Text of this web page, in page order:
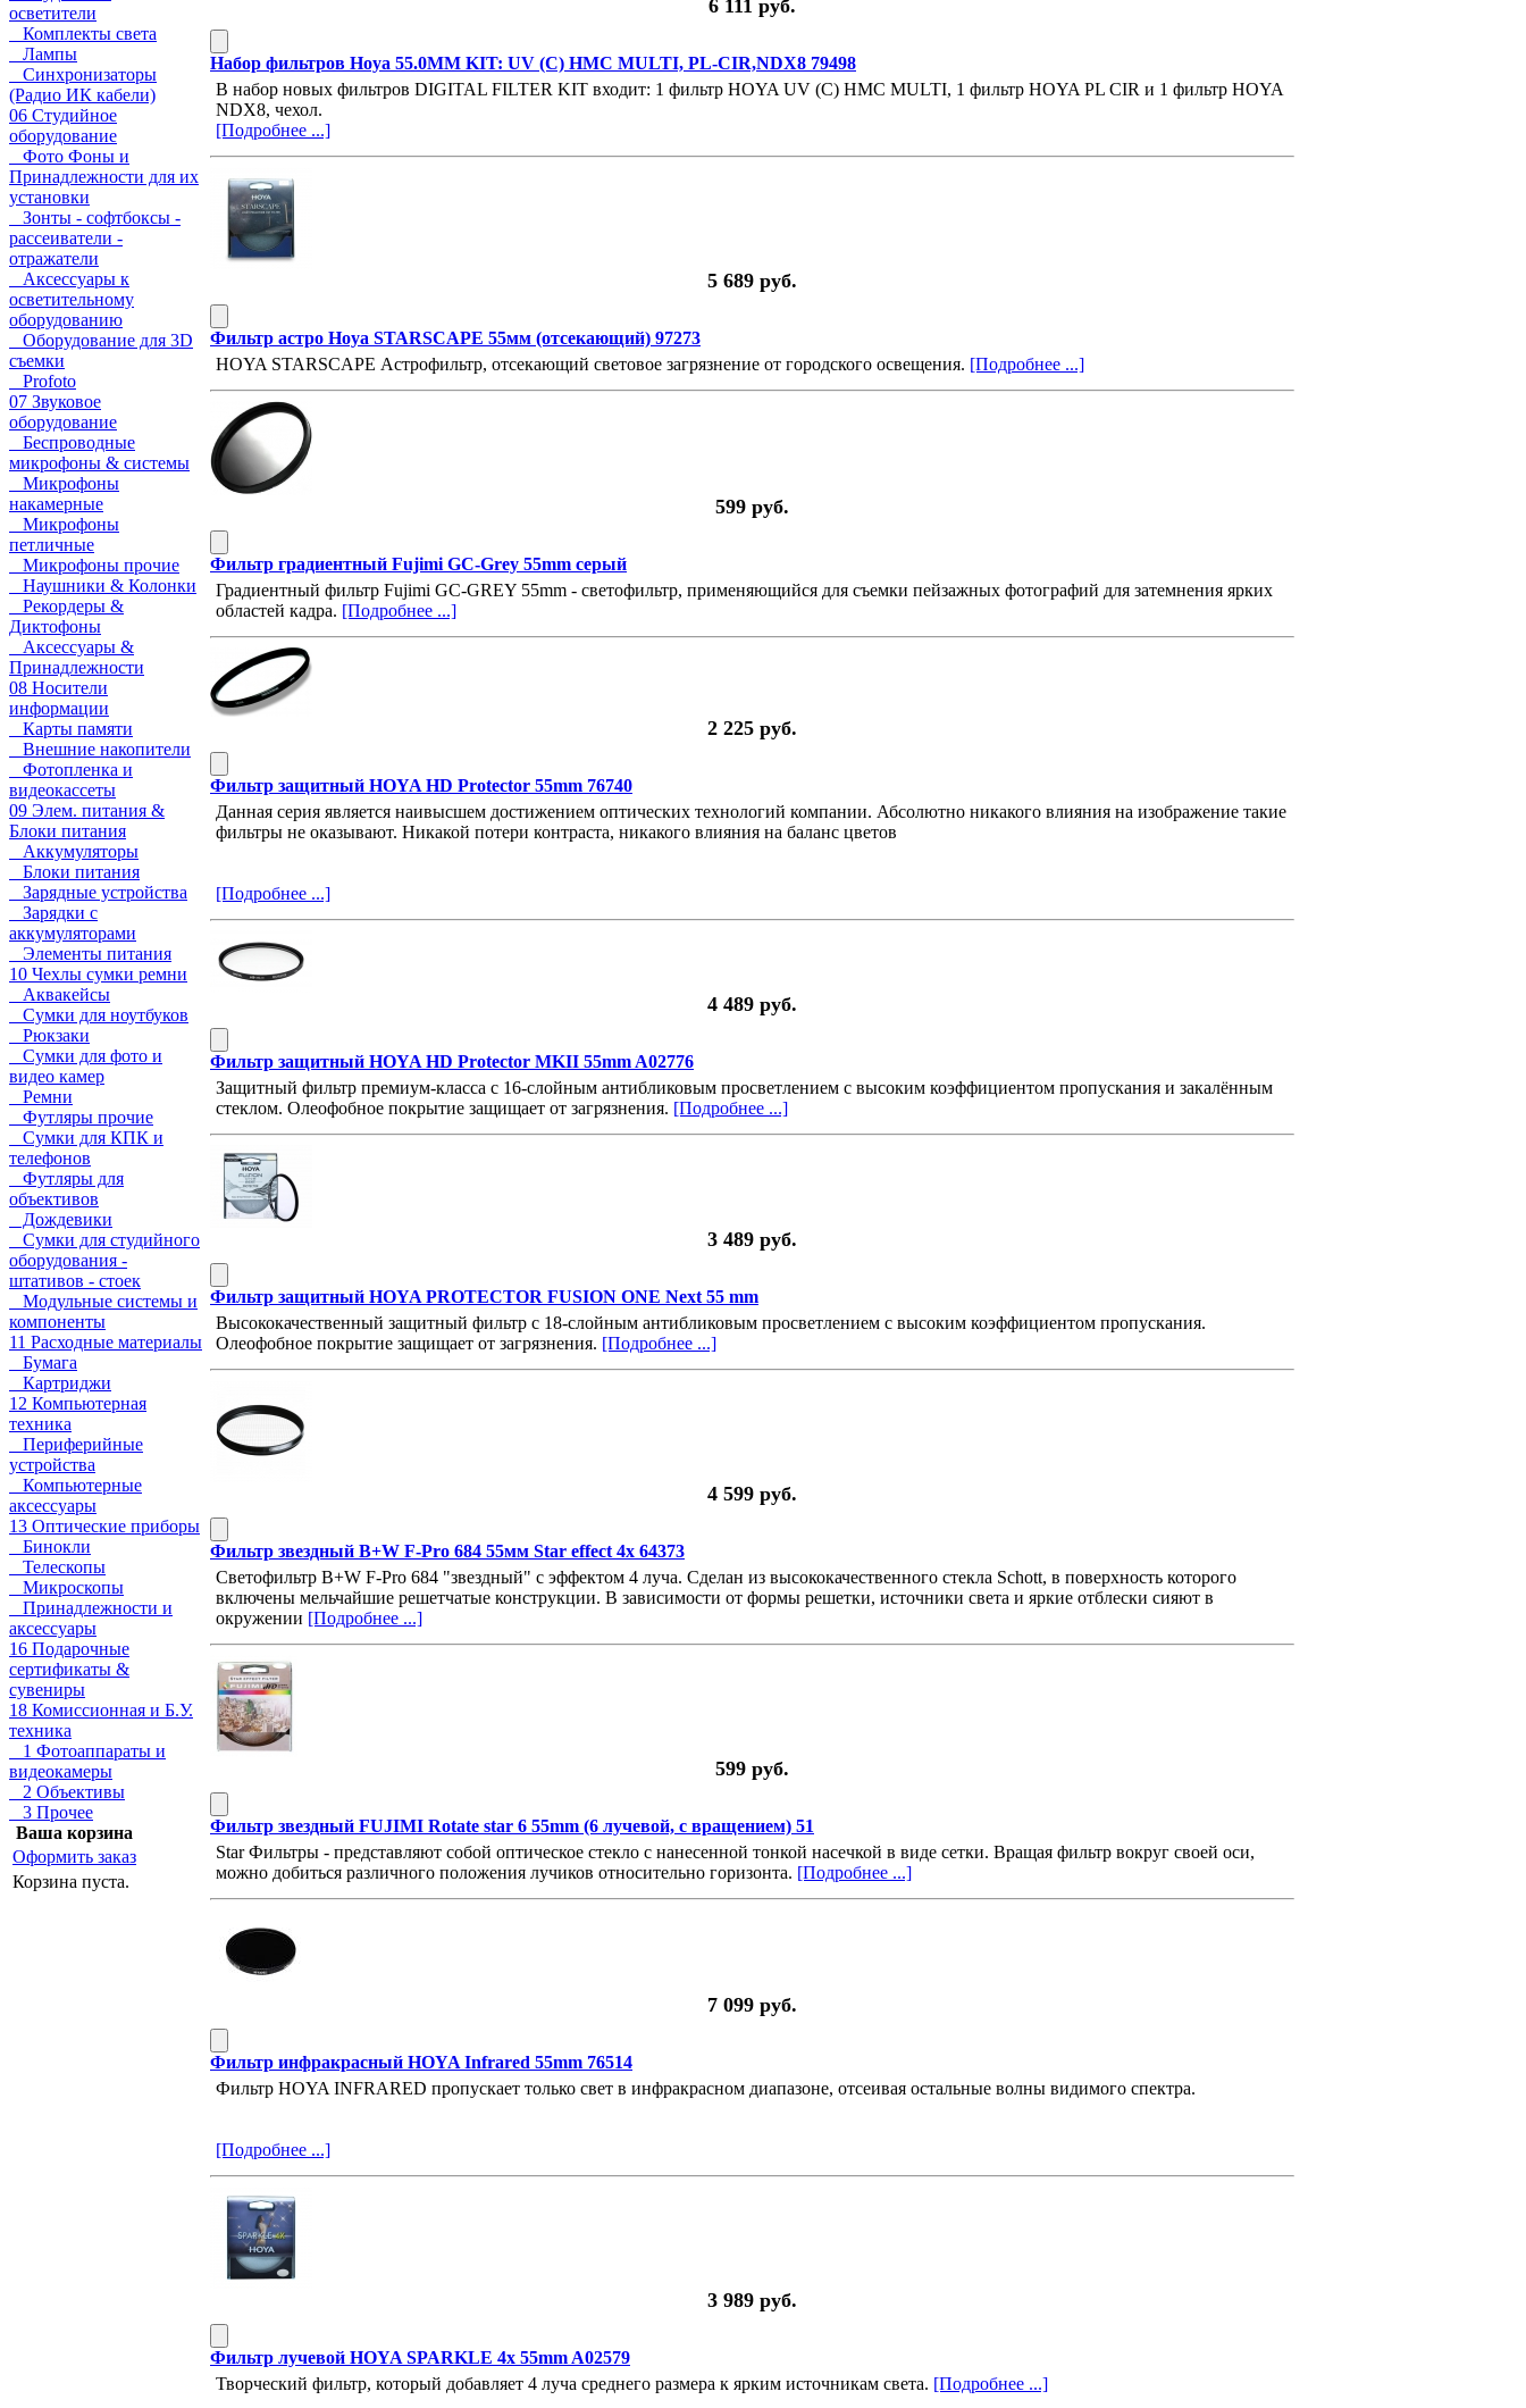
осветители
Комплекты света
Лампы
Синхронизаторы
(Радио ИК кабели)
06 Студийное
оборудование
Фото Фоны и
Принадлежности для их
установки
Зонты - софтбоксы -
рассеиватели -
отражатели
Аксессуары к
осветительному
оборудованию
Оборудование для 3D
съемки
Profoto
07 Звуковое
оборудование
Беспроводные
микрофоны & системы
Микрофоны
накамерные
Микрофоны
петличные
Микрофоны прочие
Наушники & Колонки
Рекордеры &
Диктофоны
Аксессуары &
Принадлежности
08 Носители
информации
Карты памяти
Внешние накопители
Фотопленка и
видеокассеты
09 Элем. питания &
Блоки питания
Аккумуляторы
Блоки питания
Зарядные устройства
Зарядки с
аккумуляторами
Элементы питания
10 Чехлы сумки ремни
Аквакейсы
Сумки для ноутбуков
Рюкзаки
Сумки для фото и
видео камер
Ремни
Футляры прочие
Сумки для КПК и
телефонов
Футляры для
объективов
Дождевики
Сумки для студийного
оборудования -
штативов - стоек
Модульные системы и
компоненты
11 Расходные материалы
Бумага
Картриджи
12 Компьютерная
техника
Периферийные
устройства
Компьютерные
аксессуары
13 Оптические приборы
Бинокли
Телескопы
Микроскопы
Принадлежности и
аксессуары
16 Подарочные
сертификаты &
сувениры
18 Комиссионная и Б.У.
техника
1 Фотоаппараты и
видеокамеры
2 Объективы
3 Прочее
Ваша корзина
Оформить заказ
Корзина пуста.
6 111 руб.
Набор фильтров Hoya 55.0MM KIT: UV (C) HMC MULTI, PL-CIR,NDX8 79498
В набор новых фильтров DIGITAL FILTER KIT входит: 1 фильтр HOYA UV (C) HMC MULTI, 1 фильтр HOYA PL CIR и 1 фильтр HOYA
NDX8, чехол.
[Подробнее ...]
5 689 руб.
Фильтр астро Hoya STARSCAPE 55мм (отсекающий) 97273
HOYA STARSCAPE Астрофильтр, отсекающий световое загрязнение от городского освещения. [Подробнее ...]
599 руб.
Фильтр градиентный Fujimi GC-Grey 55mm серый
Градиентный фильтр Fujimi GC-GREY 55mm - светофильтр, применяющийся для съемки пейзажных фотографий для затемнения ярких
областей кадра. [Подробнее ...]
2 225 руб.
Фильтр защитный HOYA HD Protector 55mm 76740
Данная серия является наивысшем достижением оптических технологий компании. Абсолютно никакого влияния на изображение такие
фильтры не оказывают. Никакой потери контраста, никакого влияния на баланс цветов
[Подробнее ...]
4 489 руб.
Фильтр защитный HOYA HD Protector MKII 55mm A02776
Защитный фильтр премиум-класса с 16-слойным антибликовым просветлением с высоким коэффициентом пропускания и закалённым
стеклом. Олеофобное покрытие защищает от загрязнения. [Подробнее ...]
3 489 руб.
Фильтр защитный HOYA PROTECTOR FUSION ONE Next 55 mm
Высококачественный защитный фильтр с 18-слойным антибликовым просветлением с высоким коэффициентом пропускания.
Олеофобное покрытие защищает от загрязнения. [Подробнее ...]
4 599 руб.
Фильтр звездный B+W F-Pro 684 55мм Star effect 4x 64373
Светофильтр B+W F-Pro 684 "звездный" с эффектом 4 луча. Сделан из высококачественного стекла Schott, в поверхность которого
включены мельчайшие решетчатые конструкции. В зависимости от формы решетки, источники света и яркие отблески сияют в
окружении [Подробнее ...]
599 руб.
Фильтр звездный FUJIMI Rotate star 6 55mm (6 лучевой, с вращением) 51
Star Фильтры - представляют собой оптическое стекло с нанесенной тонкой насечкой в виде сетки. Вращая фильтр вокруг своей оси,
можно добиться различного положения лучиков относительно горизонта. [Подробнее ...]
7 099 руб.
Фильтр инфракрасный HOYA Infrared 55mm 76514
Фильтр HOYA INFRARED пропускает только свет в инфракрасном диапазоне, отсеивая остальные волны видимого спектра.
[Подробнее ...]
3 989 руб.
Фильтр лучевой HOYA SPARKLE 4x 55mm A02579
Творческий фильтр, который добавляет 4 луча среднего размера к ярким источникам света. [Подробнее ...]